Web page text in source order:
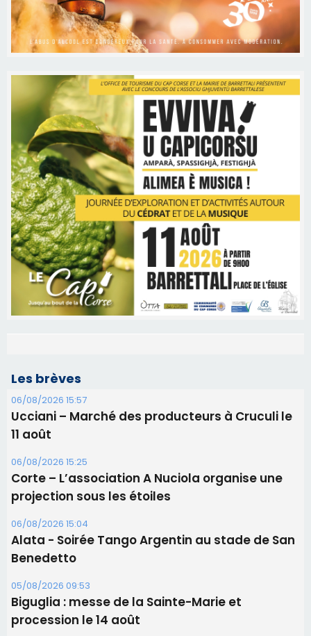
Les brèves
06/08/2026 15:57
Ucciani – Marché des producteurs à Cruculi le
11 août
06/08/2026 15:25
Corte – L’association A Nuciola organise une
projection sous les étoiles